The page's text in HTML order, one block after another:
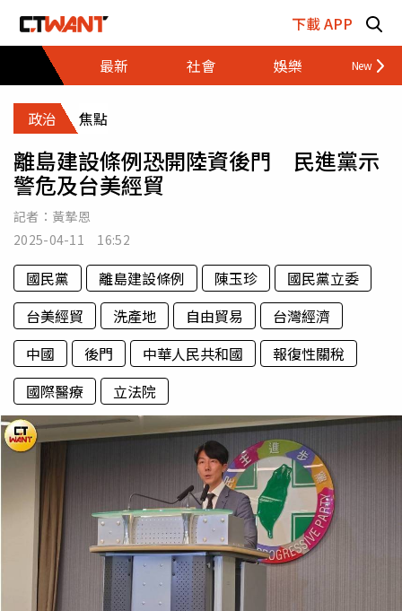
下載 APP
最新
社會 娛樂 財經
政治 焦點
離島建設條例恐開陸資後門 民進黨示
警危及台美經貿
記者： 黃摯恩
2025-04-11 16:52
國民黨 離島建設條例 陳玉珍
國民黨立委
台美經貿
洗產地 自由貿易
台灣經濟
中國
後門 中華人民共和國
報復性關稅
國際醫療
立法院